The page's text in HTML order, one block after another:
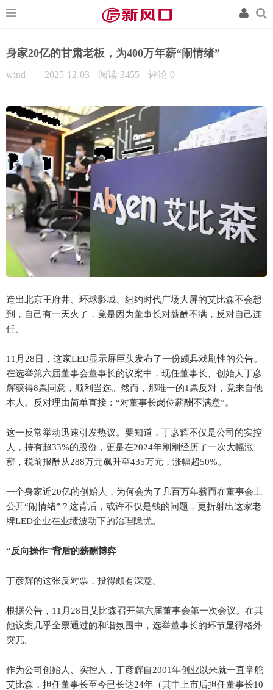
身家20亿的甘肃老板，为400万年薪“闹情绪”
wind 2025-12-03 阅读 3455 评论 0
造出北京王府井、环球影城、纽约时代广场大屏的艾比森不会想
到，自己有一天火了，竟是因为董事长对薪酬不满，反对自己连
任。
11月28日，这家LED显示屏巨头发布了一份颇具戏剧性的公告。
在选举第六届董事会董事长的议案中，现任董事长、创始人丁彦
辉获得8票同意，顺利当选。然而，那唯一的1票反对，竟来自他
本人。反对理由简单直接：“对董事长岗位薪酬不满意”。
这一反常举动迅速引发热议。要知道，丁彦辉不仅是公司的实控
人，持有超33%的股份，更是在2024年刚刚经历了一次大幅涨
薪，税前报酬从288万元飙升至435万元，涨幅超50%。
一个身家近20亿的创始人，为何会为了几百万年薪而在董事会上
公开“闹情绪”？这背后，或许不仅是钱的问题，更折射出这家老
牌LED企业在业绩波动下的治理隐忧。
“反向操作”背后的薪酬博弈
丁彦辉的这张反对票，投得颇有深意。
根据公告，11月28日艾比森召开第六届董事会第一次会议。在其
他议案几乎全票通过的和谐氛围中，选举董事长的环节显得格外
突兀。
作为公司创始人、实控人，丁彦辉自2001年创业以来就一直掌舵
艾比森，担任董事长至今已长达24年（其中上市后担任董事长10